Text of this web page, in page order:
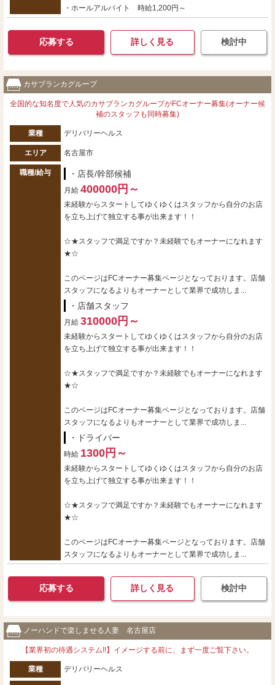
・ホールアルバイト 時給1,200円～
応募する 詳しく見る 検討中
カサブランカグループ
全国的な知名度で人気のカサブランカグループがFCオーナー募集(オーナー候
補のスタッフも同時募集)
業種 デリバリーヘルス
エリア 名古屋市
職種/給与 ・店長/幹部候補
月給 400000円～
未経験からスタートしてゆくゆくはスタッフから自分のお店
を立ち上げて独立する事が出来ます！！
☆★スタッフで満足ですか？未経験でもオーナーになれます
★☆
このページはFCオーナー募集ページとなっております。店舗
スタッフになるよりもオーナーとして業界で成功しま...
・店舗スタッフ
月給 310000円～
未経験からスタートしてゆくゆくはスタッフから自分のお店
を立ち上げて独立する事が出来ます！！
☆★スタッフで満足ですか？未経験でもオーナーになれます
★☆
このページはFCオーナー募集ページとなっております。店舗
スタッフになるよりもオーナーとして業界で成功しま...
・ドライバー
時給 1300円～
未経験からスタートしてゆくゆくはスタッフから自分のお店
を立ち上げて独立する事が出来ます！！
☆★スタッフで満足ですか？未経験でもオーナーになれます
★☆
このページはFCオーナー募集ページとなっております。店舗
スタッフになるよりもオーナーとして業界で成功しま...
応募する 詳しく見る 検討中
ノーハンドで楽しませる人妻 名古屋店
【業界初の待遇システム!!】イメージする前に、まず一度ご覧下さい。
業種 デリバリーヘルス